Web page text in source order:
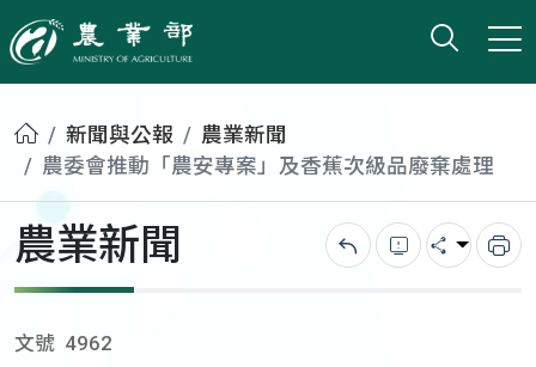
農業部
打開
小版
首頁新聞與公報
農業新聞
農委會推動「農安專案」及香蕉次級品廢棄處理
農業新聞 回上一頁錯誤回報
分享 列
文號 4962